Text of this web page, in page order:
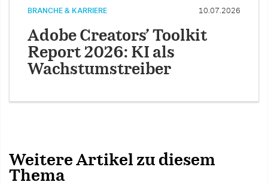
BRANCHE & KARRIERE 10.07.2026
Adobe Creators’ Toolkit
Report 2026: KI als
Wachstumstreiber
Weitere Artikel zu diesem
Thema